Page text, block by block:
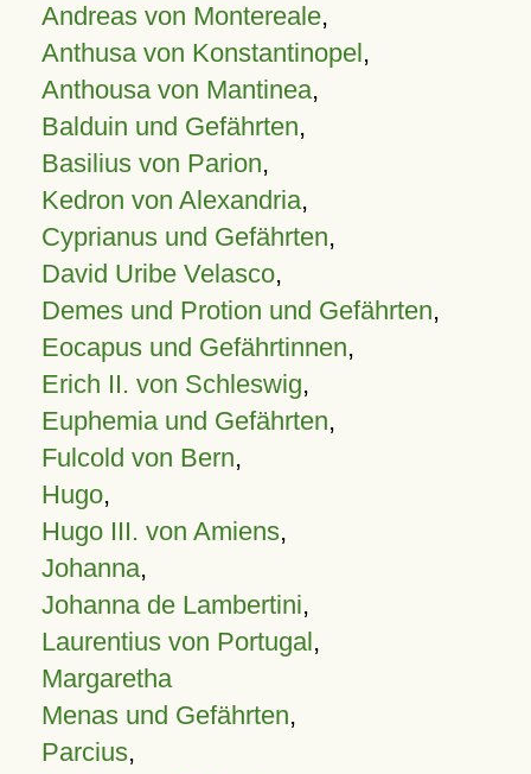
Andreas von Montereale,
Anthusa von Konstantinopel,
Anthousa von Mantinea,
Balduin und Gefährten,
Basilius von Parion,
Kedron von Alexandria,
Cyprianus und Gefährten,
David Uribe Velasco,
Demes und Protion und Gefährten,
Eocapus und Gefährtinnen,
Erich II. von Schleswig,
Euphemia und Gefährten,
Fulcold von Bern,
Hugo,
Hugo III. von Amiens,
Johanna,
Johanna de Lambertini,
Laurentius von Portugal,
Margaretha
Menas und Gefährten,
Parcius,